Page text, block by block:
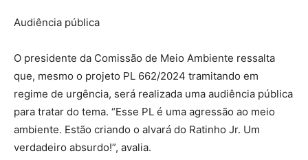
Audiência pública
O presidente da Comissão de Meio Ambiente ressalta
que, mesmo o projeto PL 662/2024 tramitando em
regime de urgência, será realizada uma audiência pública
para tratar do tema. “Esse PL é uma agressão ao meio
ambiente. Estão criando o alvará do Ratinho Jr. Um
verdadeiro absurdo!”, avalia.